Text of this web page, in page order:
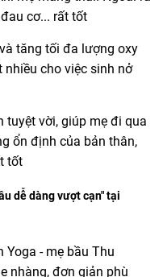
cơ... rất tốt
tăng tối đa lượng oxy
nhiều cho việc sinh nở
vời, giúp mẹ đi qua
ổn định của bản thân,
tốt
dễ dàng vượt cạn" tại
- mẹ bầu Thu
nhàng, đơn giản phù